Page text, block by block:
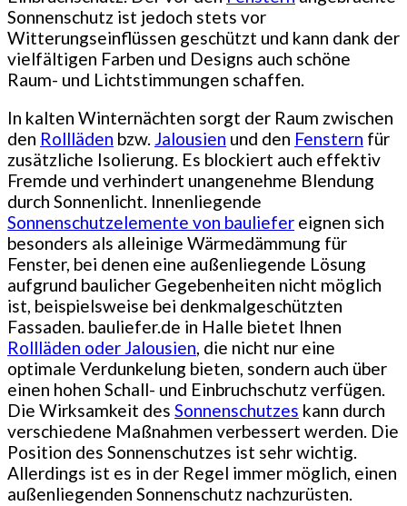
Sonnenschutz ist jedoch stets vor
Witterungseinflüssen geschützt und kann dank der
vielfältigen Farben und Designs auch schöne
Raum- und Lichtstimmungen schaffen.
In kalten Winternächten sorgt der Raum zwischen
den Rollläden bzw. Jalousien und den Fenstern für
zusätzliche Isolierung. Es blockiert auch effektiv
Fremde und verhindert unangenehme Blendung
durch Sonnenlicht. Innenliegende
Sonnenschutzelemente von bauliefer eignen sich
besonders als alleinige Wärmedämmung für
Fenster, bei denen eine außenliegende Lösung
aufgrund baulicher Gegebenheiten nicht möglich
ist, beispielsweise bei denkmalgeschützten
Fassaden. bauliefer.de in Halle bietet Ihnen
Rollläden oder Jalousien, die nicht nur eine
optimale Verdunkelung bieten, sondern auch über
einen hohen Schall- und Einbruchschutz verfügen.
Die Wirksamkeit des Sonnenschutzes kann durch
verschiedene Maßnahmen verbessert werden. Die
Position des Sonnenschutzes ist sehr wichtig.
Allerdings ist es in der Regel immer möglich, einen
außenliegenden Sonnenschutz nachzurüsten.